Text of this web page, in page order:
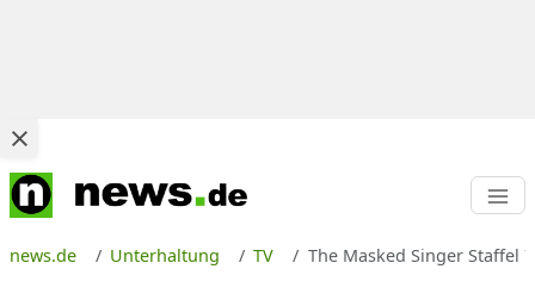
news.de Unterhaltung TV The Masked Singer Staffel